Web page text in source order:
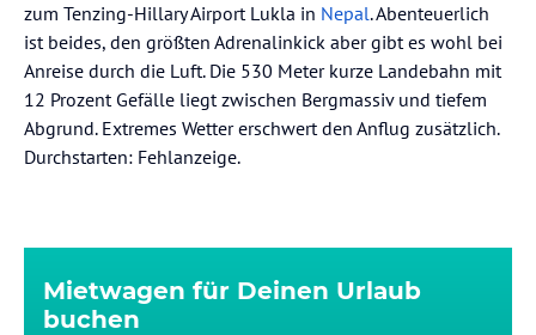
zum Tenzing-Hillary Airport Lukla in Nepal. Abenteuerlich
ist beides, den größten Adrenalinkick aber gibt es wohl bei
Anreise durch die Luft. Die 530 Meter kurze Landebahn mit
12 Prozent Gefälle liegt zwischen Bergmassiv und tiefem
Abgrund. Extremes Wetter erschwert den Anflug zusätzlich.
Durchstarten: Fehlanzeige.
Mietwagen für Deinen Urlaub
buchen